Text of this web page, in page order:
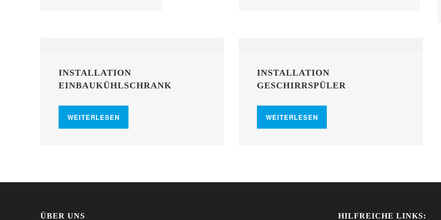
INSTALLATION
EINBAUKÜHLSCHRANK
WEITERLESEN
INSTALLATION
GESCHIRRSPÜLER
WEITERLESEN
ÜBER UNS HILFREICHE LINKS: